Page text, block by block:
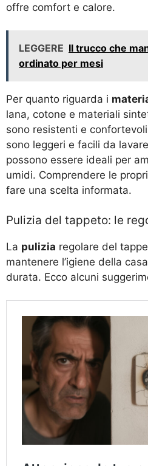
offre comfort e calore.
LEGGERE Il trucco che
ordinato per mesi
Per quanto riguarda i
lana, cotone e materiali
sono resistenti e
sono leggeri e facili da
possono essere ideali per
umidi. Comprendere le
fare una scelta informata.
Pulizia del tappeto: le
La pulizia regolare del
mantenere l’igiene della
durata. Ecco alcuni